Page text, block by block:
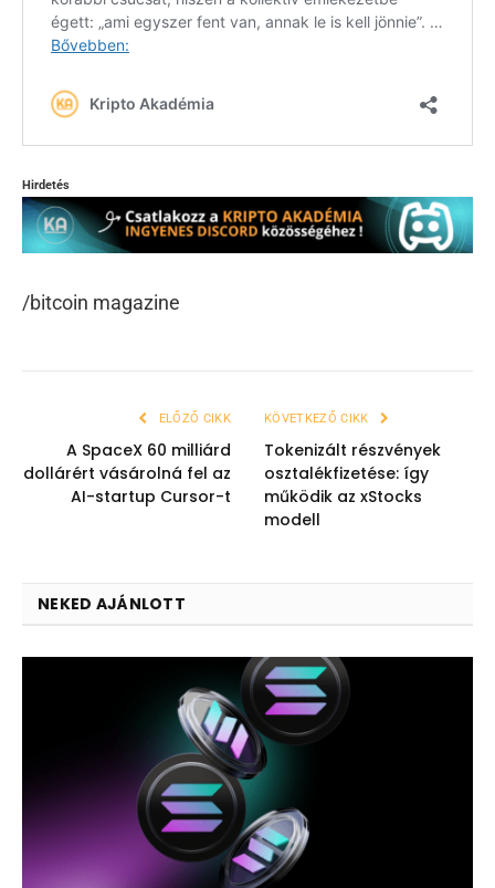
Hirdetés
/bitcoin magazine
ELŐZŐ CIKK
A SpaceX 60 milliárd
dollárért vásárolná fel az
AI-startup Cursor-t
KÖVETKEZŐ CIKK
Tokenizált részvények
osztalékfizetése: így
működik az xStocks
modell
NEKED AJÁNLOTT